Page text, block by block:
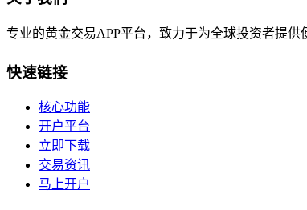
专业的黄金交易APP平台，致力于为全球投资者提供
快速链接
核心功能
开户平台
立即下载
交易资讯
马上开户